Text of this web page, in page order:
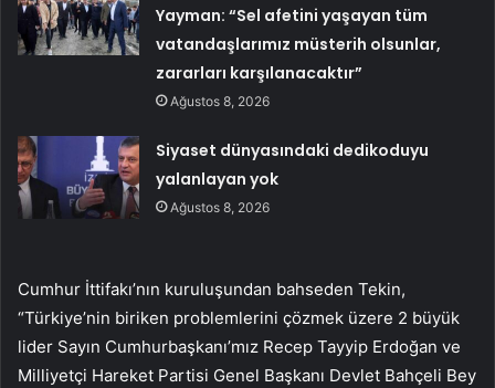
Yayman: “Sel afetini yaşayan tüm
vatandaşlarımız müsterih olsunlar,
zararları karşılanacaktır”
Ağustos 8, 2026
Siyaset dünyasındaki dedikoduyu
yalanlayan yok
Ağustos 8, 2026
Cumhur İttifakı’nın kuruluşundan bahseden Tekin,
“Türkiye’nin biriken problemlerini çözmek üzere 2 büyük
lider Sayın Cumhurbaşkanı’mız Recep Tayyip Erdoğan ve
Milliyetçi Hareket Partisi Genel Başkanı Devlet Bahçeli Bey